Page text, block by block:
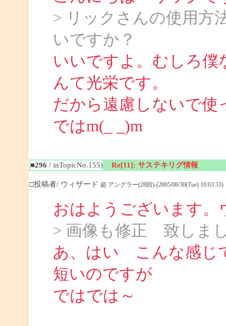
> リックさんの使用方
いですか？
いいですよ。むしろ
んて光栄です。
だから遠慮しないで使
ではm(_ _)m
■296 / inTopicNo.155) Re[11]: サステキリグ情報
□投稿者/ ウィザード 超 アングラー(28回)-(2005/08/30(Tue) 10:03:33)
おはようございます。
> 画像も修正 致しま
あ、はい こんな感じ
短いのですが
ではでは～